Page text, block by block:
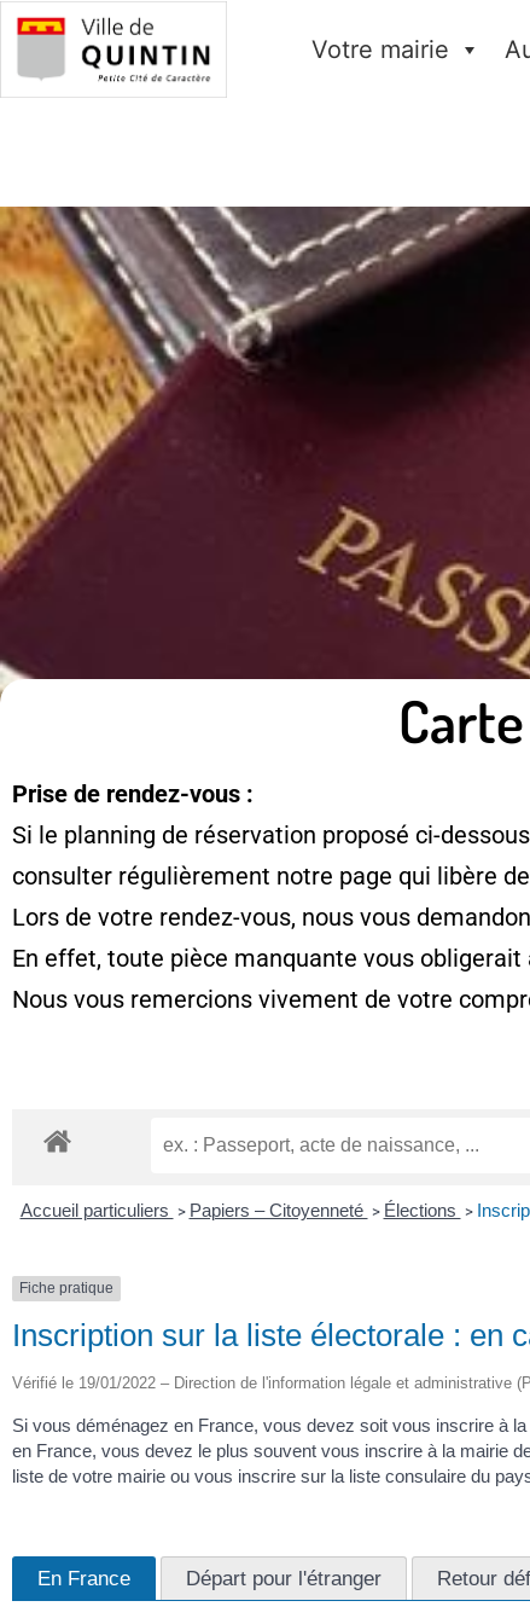
Votre mairie
Prise de rendez-vous :
Si le planning de réservation proposé ci-
consulter régulièrement notre page qui libère
Lors de votre rendez-vous, nous vous
En effet, toute pièce manquante vous obligerait
Nous vous remercions vivement de votre
Accueil particuliers > Papiers – Citoyenneté > Élections >
Fiche pratique
Inscription sur la liste électorale : en
Vérifié le 19/01/2022 – Direction de l'information légale et administrative
Si vous déménagez en France, vous devez soit vous inscrire à
en France, vous devez le plus souvent vous inscrire à la mairie
liste de votre mairie ou vous inscrire sur la liste consulaire du
En France Départ pour l'étranger Retour